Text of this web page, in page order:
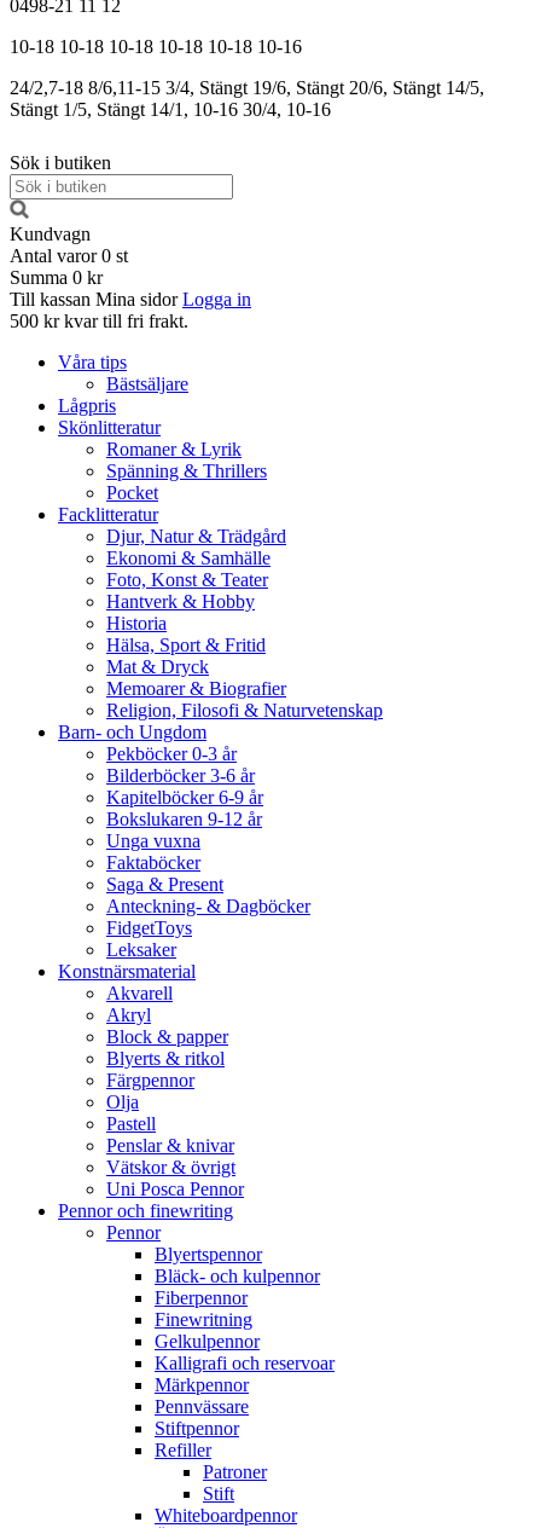
0498-21 11 12
10-18 10-18 10-18 10-18 10-18 10-16
24/2,7-18 8/6,11-15 3/4, Stängt 19/6, Stängt 20/6, Stängt 14/5,
Stängt 1/5, Stängt 14/1, 10-16 30/4, 10-16
Sök i butiken
Kundvagn
Antal varor 0 st
Summa 0 kr
Till kassan Mina sidor Logga in
500 kr kvar till fri frakt.
Våra tips
Bästsäljare
Lågpris
Skönlitteratur
Romaner & Lyrik
Spänning & Thrillers
Pocket
Facklitteratur
Djur, Natur & Trädgård
Ekonomi & Samhälle
Foto, Konst & Teater
Hantverk & Hobby
Historia
Hälsa, Sport & Fritid
Mat & Dryck
Memoarer & Biografier
Religion, Filosofi & Naturvetenskap
Barn- och Ungdom
Pekböcker 0-3 år
Bilderböcker 3-6 år
Kapitelböcker 6-9 år
Bokslukaren 9-12 år
Unga vuxna
Faktaböcker
Saga & Present
Anteckning- & Dagböcker
FidgetToys
Leksaker
Konstnärsmaterial
Akvarell
Akryl
Block & papper
Blyerts & ritkol
Färgpennor
Olja
Pastell
Penslar & knivar
Vätskor & övrigt
Uni Posca Pennor
Pennor och finewriting
Pennor
Blyertspennor
Bläck- och kulpennor
Fiberpennor
Finewritning
Gelkulpennor
Kalligrafi och reservoar
Märkpennor
Pennvässare
Stiftpennor
Refiller
Patroner
Stift
Whiteboardpennor